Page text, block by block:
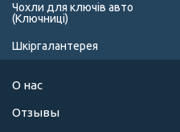
Чохли для ключів авто
(Ключниці)
Шкіргалантерея
О нас
Отзывы